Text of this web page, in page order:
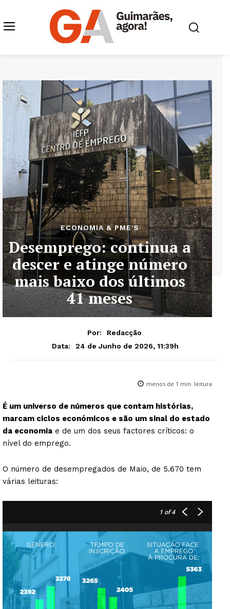
ECONOMIA & PME'S
Desemprego: continua a
descer e atinge número
mais baixo dos últimos
41 meses
Por:
Redacção
Data:
24 de Junho de 2026, 11:39h
menos de 1 min. leitura
É um universo de números que contam histórias,
marcam ciclos económicos e são um sinal do estado
da economia e de um dos seus factores críticos: o
nível do emprego.
O número de desempregados de Maio, de 5.670 tem
várias leituras:
1 of 4